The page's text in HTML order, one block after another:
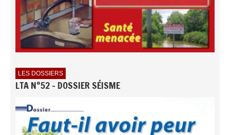
LES DOSSIERS
LTA N°52 - DOSSIER SÉISME